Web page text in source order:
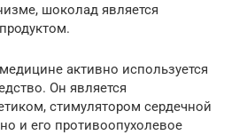
шоколад является
активно используется
Он является
стимулятором сердечной
и его противоопухолевое